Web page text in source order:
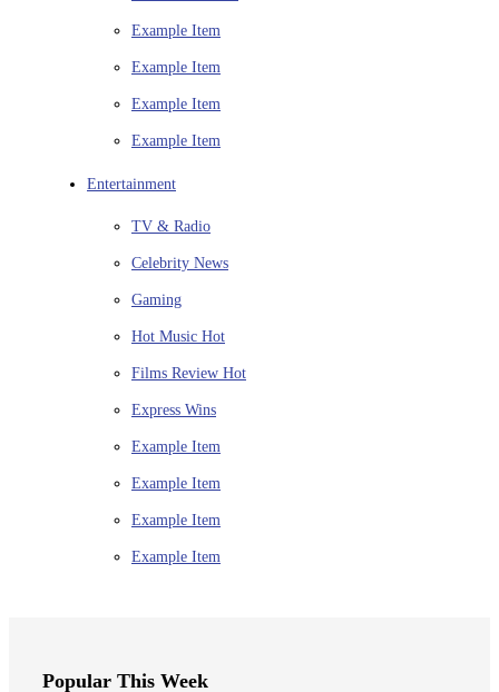
Example Item
Example Item
Example Item
Example Item
Entertainment
TV & Radio
Celebrity News
Gaming
Hot Music Hot
Films Review Hot
Express Wins
Example Item
Example Item
Example Item
Example Item
Popular This Week